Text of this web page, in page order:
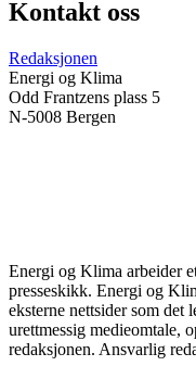
Kontakt oss
Redaksjonen
Energi og Klima
Odd Frantzens plass 5
N-5008 Bergen
Energi og Klima arbeider
presseskikk. Energi og
eksterne nettsider som det
urettmessig medieomtale,
redaksjonen. Ansvarlig